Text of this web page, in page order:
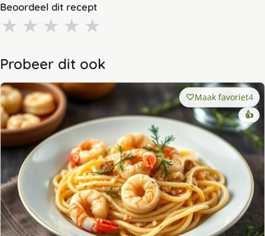
Beoordeel dit recept
★ ★ ★ ★ ★
Probeer dit ook
Maak favoriet4
👍